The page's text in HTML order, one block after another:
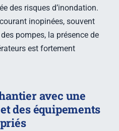
des risques d’inondation.
inopinées, souvent
pompes, la présence de
est fortement
avec une
des équipements